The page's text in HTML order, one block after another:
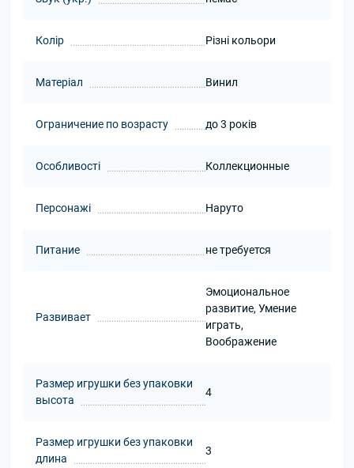
Колір Різні кольори
Матеріал Винил
Ограничение по возрасту до 3 років
Особливості Коллекционные
Персонажі Наруто
Питание не требуется
Развивает
Эмоциональное
развитие, Умение
играть,
Воображение
Размер игрушки без упаковки
высота
4
Размер игрушки без упаковки
длина
3